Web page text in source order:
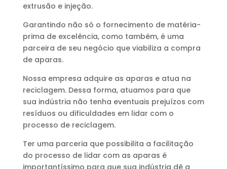
extrusão e injeção.
Garantindo não só o fornecimento de matéria-
prima de excelência, como também, é uma
parceira de seu negócio que viabiliza a compra
de aparas.
Nossa empresa adquire as aparas e atua na
reciclagem. Dessa forma, atuamos para que
sua indústria não tenha eventuais prejuízos com
resíduos ou dificuldades em lidar com o
processo de reciclagem.
Ter uma parceria que possibilita a facilitação
do processo de lidar com as aparas é
importantíssimo para que sua indústria dê a